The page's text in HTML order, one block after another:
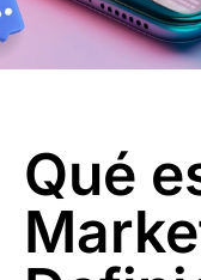
Qué